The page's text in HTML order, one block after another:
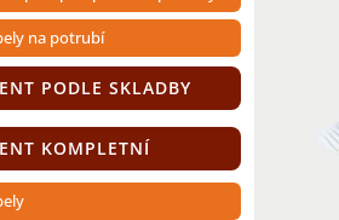
na potrubí
PODLE SKLADBY
KOMPLETNÍ